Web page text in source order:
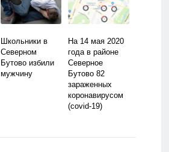
Школьники в
Северном
Бутово избили
мужчину
На 14 мая 2020
года в районе
Северное
Бутово 82
зараженных
коронавирусом
(covid-19)